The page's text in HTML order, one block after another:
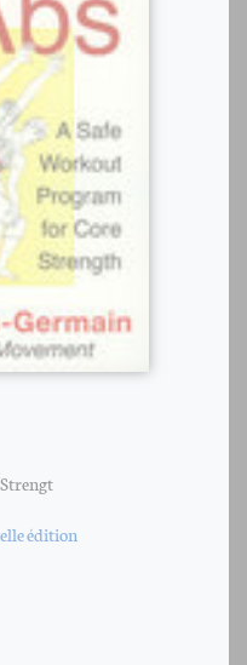
édition